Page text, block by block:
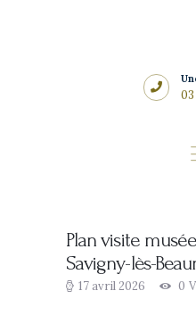
03
Vins du domaine
Actualités
Plan visite
Savigny-lès-
17 avril 2026 0